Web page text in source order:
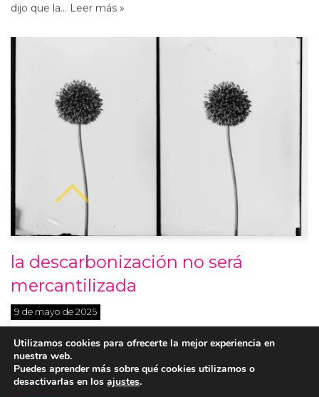
dijo que la… Leer más »
la descarbonización no será
mercantilizada
9 de mayo de 2025
Tatiana Llaguno Frente a la emergencia climática, no cabe
cualquier respuesta. El remedio, parecen decirnos, puede
ser efectivamente peor que la enfermedad. Sobre todo,
en…Leer más »
Utilizamos cookies para ofrecerte la mejor experiencia en
nuestra web.
Puedes aprender más sobre qué cookies utilizamos o
desactivarlas en los ajustes.